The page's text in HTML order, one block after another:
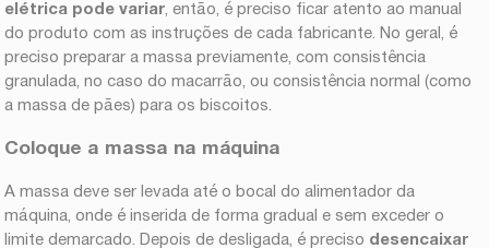
elétrica pode variar , então, é preciso ficar atento ao manual
do produto com as instruções de cada fabricante. No geral, é
preciso preparar a massa previamente, com consistência
granulada, no caso do macarrão, ou consistência normal (como
a massa de pães) para os biscoitos.
Coloque a massa na máquina
A massa deve ser levada até o bocal do alimentador da
máquina, onde é inserida de forma gradual e sem exceder o
limite demarcado. Depois de desligada, é preciso desencaixar